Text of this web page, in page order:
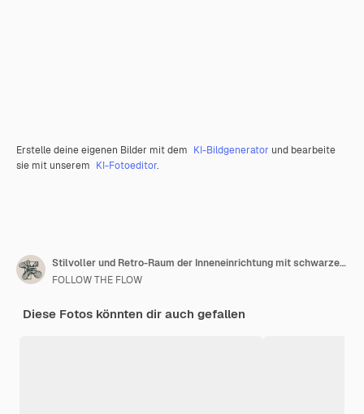
Erstelle deine eigenen Bilder mit dem KI-Bildgenerator und bearbeite
sie mit unserem KI-Fotoeditor.
Stilvoller und Retro-Raum der Inneneinrichtung mit schwarzem Mock-Up-Rahmen, Designmöbeln, Vintage-Schrank mit eleganten Accessoires, Pflanzen und Dekoration. Gemütliche Wohnkultur. Minimalistisches Konzept.
FOLLOW THE FLOW
Diese Fotos könnten dir auch gefallen